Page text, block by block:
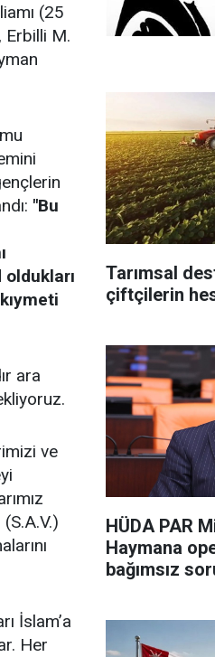
(25
Erbilli M.
"Bu
ara
ve
İslam’a
Her
Tarımsal
çiftçilerin
HÜDA PAR
Haymana
bağımsız